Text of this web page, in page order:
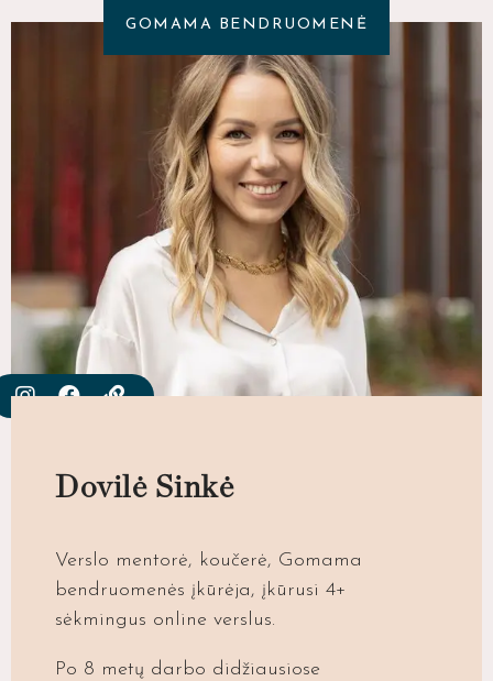
GOMAMA BENDRUOMENĖ
Dovilė Sinkė
Verslo mentorė, koučerė, Gomama
bendruomenės įkūrėja, įkūrusi 4+
sėkmingus online verslus.
Po 8 metų darbo didžiausiose